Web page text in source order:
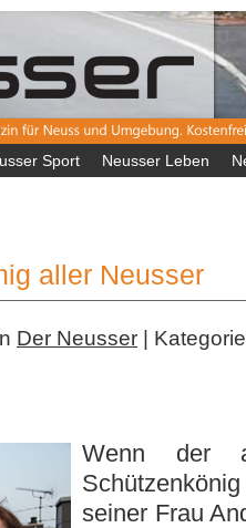
Sport Neusser Leben
aller Neusser
Der Neusser |
Wenn der
seiner Frau